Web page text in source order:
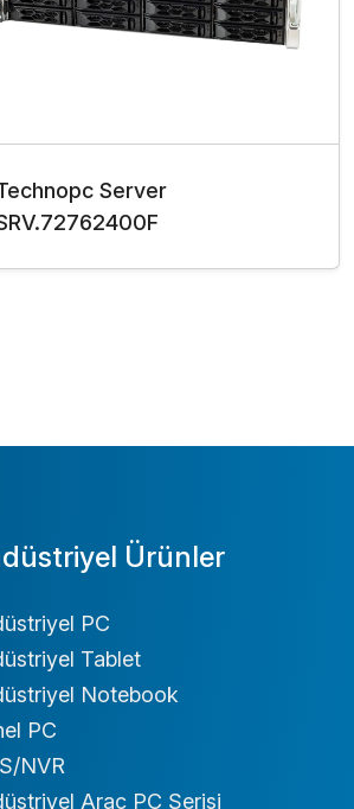
Server
Ürünler
PC
Tablet
Notebook
PC
NVR
Araç PC Serisi